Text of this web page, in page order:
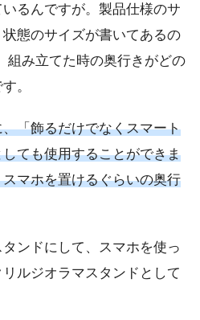
るんですが。製品仕様のサ
態のサイズが書いてあるの
組み立てた時の奥行きがどの
。
「飾るだけでなくスマート
ても使用することができま
マホを置けるぐらいの奥行
ンドにして、スマホを使っ
ルジオラマスタンドとして